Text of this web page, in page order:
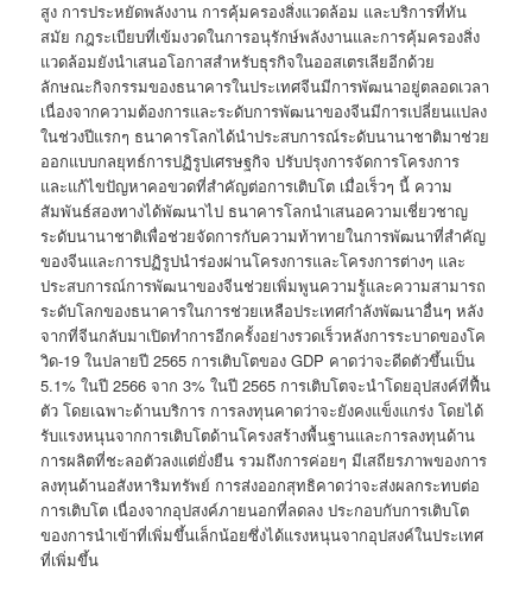
สูง การประหยัดพลังงาน การคุ้มครองสิ่งแวดล้อม และบริการที่ทัน
สมัย กฎระเบียบที่เข้มงวดในการอนุรักษ์พลังงานและการคุ้มครองสิ่ง
แวดล้อมยังนำเสนอโอกาสสำหรับธุรกิจในออสเตรเลียอีกด้วย
ลักษณะกิจกรรมของธนาคารในประเทศจีนมีการพัฒนาอยู่ตลอดเวลา
เนื่องจากความต้องการและระดับการพัฒนาของจีนมีการเปลี่ยนแปลง
ในช่วงปีแรกๆ ธนาคารโลกได้นำประสบการณ์ระดับนานาชาติมาช่วย
ออกแบบกลยุทธ์การปฏิรูปเศรษฐกิจ ปรับปรุงการจัดการโครงการ
และแก้ไขปัญหาคอขวดที่สำคัญต่อการเติบโต เมื่อเร็วๆ นี้ ความ
สัมพันธ์สองทางได้พัฒนาไป ธนาคารโลกนำเสนอความเชี่ยวชาญ
ระดับนานาชาติเพื่อช่วยจัดการกับความท้าทายในการพัฒนาที่สำคัญ
ของจีนและการปฏิรูปนำร่องผ่านโครงการและโครงการต่างๆ และ
ประสบการณ์การพัฒนาของจีนช่วยเพิ่มพูนความรู้และความสามารถ
ระดับโลกของธนาคารในการช่วยเหลือประเทศกำลังพัฒนาอื่นๆ หลัง
จากที่จีนกลับมาเปิดทำการอีกครั้งอย่างรวดเร็วหลังการระบาดของโค
วิด-19 ในปลายปี 2565 การเติบโตของ GDP คาดว่าจะดีดตัวขึ้นเป็น
5.1% ในปี 2566 จาก 3% ในปี 2565 การเติบโตจะนำโดยอุปสงค์ที่ฟื้น
ตัว โดยเฉพาะด้านบริการ การลงทุนคาดว่าจะยังคงแข็งแกร่ง โดยได้
รับแรงหนุนจากการเติบโตด้านโครงสร้างพื้นฐานและการลงทุนด้าน
การผลิตที่ชะลอตัวลงแต่ยั่งยืน รวมถึงการค่อยๆ มีเสถียรภาพของการ
ลงทุนด้านอสังหาริมทรัพย์ การส่งออกสุทธิคาดว่าจะส่งผลกระทบต่อ
การเติบโต เนื่องจากอุปสงค์ภายนอกที่ลดลง ประกอบกับการเติบโต
ของการนำเข้าที่เพิ่มขึ้นเล็กน้อยซึ่งได้แรงหนุนจากอุปสงค์ในประเทศ
ที่เพิ่มขึ้น